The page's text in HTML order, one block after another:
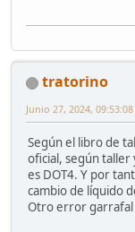
tratorino
Junio 27, 2024,
Según el libro de
oficial, según taller
es DOT4. Y por
cambio de líquido
Otro error garrafal